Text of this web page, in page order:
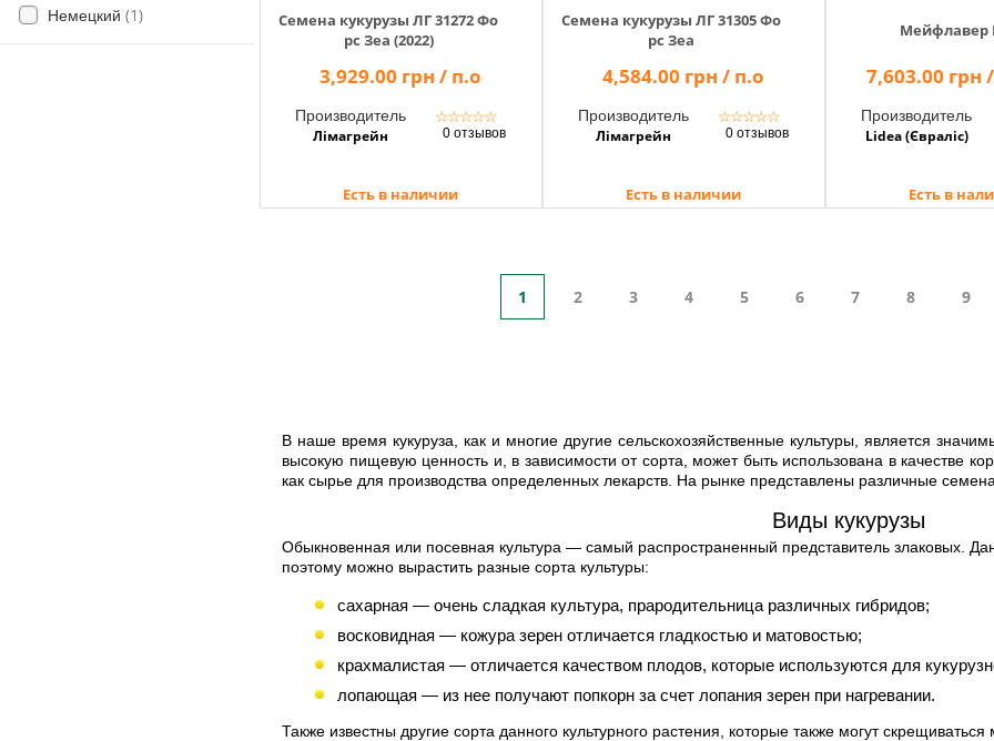
Немецкий (1)
Семена кукурузы ЛГ 31272 Фо
рс Зеа (2022)
3,929.00 грн / п.о
Производитель
Лімагрейн
☆☆☆☆☆
0 отзывов
Есть в наличии
Семена кукурузы ЛГ 31305 Фо
рс Зеа
4,584.00 грн / п.о
Производитель
Лімагрейн
☆☆☆☆☆
0 отзывов
Есть в наличии
Мейфлавер
7,603.00
Производитель
Lidea (Євраліс)
Есть в
1 2 3 4 5 6 7 8 9
В наше время кукуруза, как и многие другие сельскохозяйственные культуры, является
высокую пищевую ценность и, в зависимости от сорта, может быть использована в качестве
как сырье для производства определенных лекарств. На рынке представлены различные
Виды кукурузы
Обыкновенная или посевная культура — самый распространенный представитель злаковых.
поэтому можно вырастить разные сорта культуры:
сахарная — очень сладкая культура, прародительница различных гибридов;
восковидная — кожура зерен отличается гладкостью и матовостью;
крахмалистая — отличается качеством плодов, которые используются для
лопающая — из нее получают попкорн за счет лопания зерен при нагревании.
Также известны другие сорта данного культурного растения, которые также могут